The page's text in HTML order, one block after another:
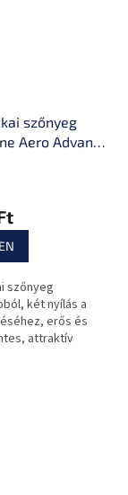
szőnyeg
Aero Advance
szőnyeg
két nyílás a
erős és
attraktív